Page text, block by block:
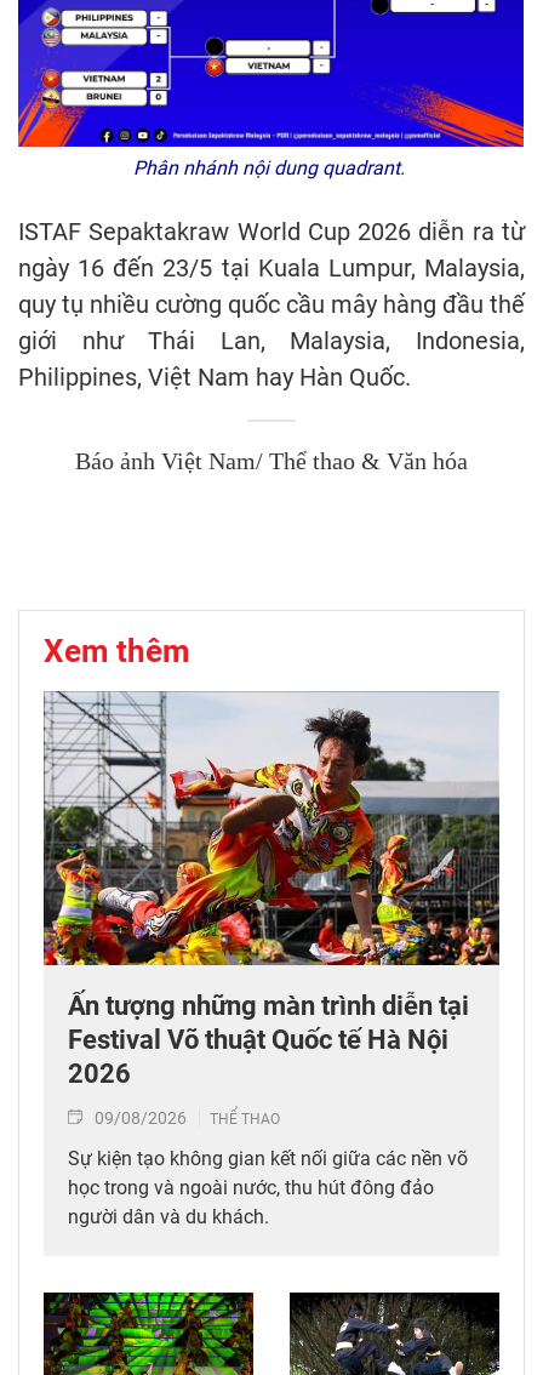
Phân nhánh nội dung quadrant.
ISTAF Sepaktakraw World Cup 2026 diễn ra từ
ngày 16 đến 23/5 tại Kuala Lumpur, Malaysia,
quy tụ nhiều cường quốc cầu mây hàng đầu thế
giới như Thái Lan, Malaysia, Indonesia,
Philippines, Việt Nam hay Hàn Quốc.
Báo ảnh Việt Nam/ Thể thao & Văn hóa
Xem thêm
Ấn tượng những màn trình diễn tại
Festival Võ thuật Quốc tế Hà Nội
2026
09/08/2026 THỂ THAO
Sự kiện tạo không gian kết nối giữa các nền võ
học trong và ngoài nước, thu hút đông đảo
người dân và du khách.